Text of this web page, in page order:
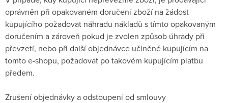
oprávněn při opakovaném doručení zboží na žádost
kupujícího požadovat náhradu nákladů s tímto opakovaným
doručením a zároveň pokud je zvolen způsob úhrady při
převzetí, nebo při další objednávce učiněné kupujícím na
tomto e-shopu, požadovat po takovém kupujícím platbu
předem.
Zrušení objednávky a odstoupení od smlouvy